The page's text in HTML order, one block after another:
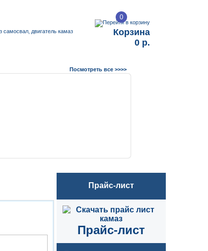
0
Корзина
0 р.
Посмотреть все >>>>
Прайс-лист
Прайс-лист